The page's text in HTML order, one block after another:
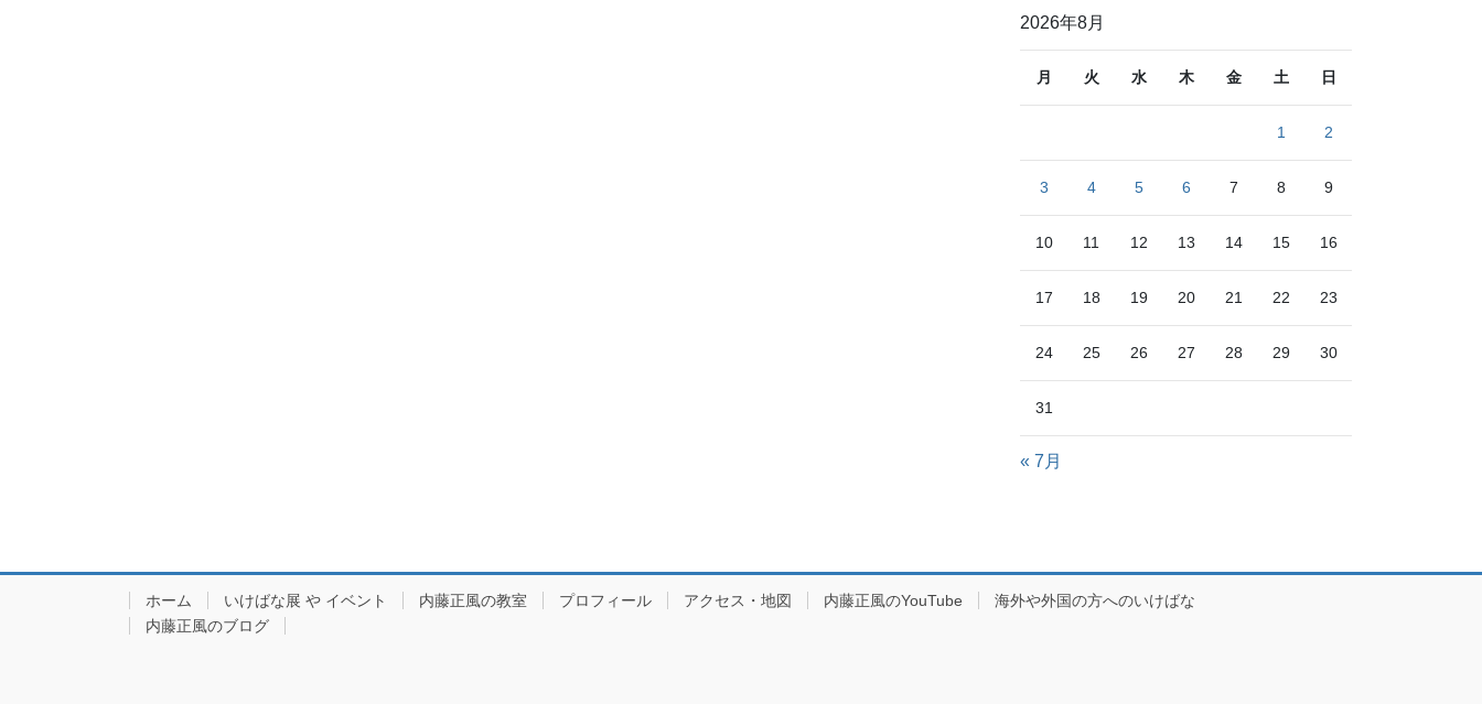
リ
2026年8月
月 火 水 木 金 土 日
1 2
3 4 5 6 7 8 9
10 11 12 13 14 15 16
17 18 19 20 21 22 23
24 25 26 27 28 29 30
31
« 7月
ホーム いけばな展 や イベント 内藤正風の教室 プロフィール アクセス・地図 内藤正風のYouTube
海外や外国の方へのいけばな
内藤正風のブログ